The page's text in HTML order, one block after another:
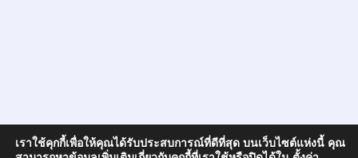
เราใช้คุกกี้เพื่อให้คุณได้รับประสบการณ์ที่ดีที่สุด บนเว็บไซต์แห่งนี้ คุณ